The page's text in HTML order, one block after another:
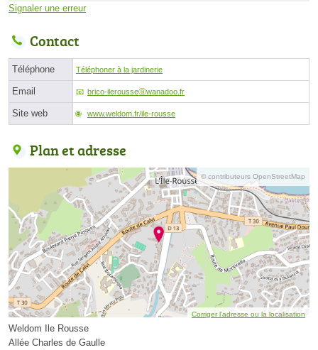
Signaler une erreur
Contact
Téléphone Téléphoner à la jardinerie
Email brico-ilerousseⓐwanadoo.fr
Site web www.weldom.fr/ile-rousse
Plan et adresse
© contributeurs OpenStreetMap
Corriger l’adresse ou la localisation
Weldom Ile Rousse
Allée Charles de Gaulle